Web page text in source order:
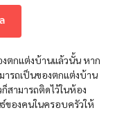
ตกแต่งบ้านแล้วนั้น หาก
รถเป็นของตกแต่งบ้าน
สามารถติดไว้ในห้อง
ของคนในครอบครัวให้